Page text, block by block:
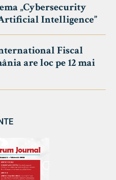
„Cybersecurity
Intelligence”
Fiscal
are loc pe 12 mai